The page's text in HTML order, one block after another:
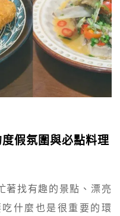
假氛圍與必點料理
著找有趣的景點、漂亮
什麼也是很重要的環